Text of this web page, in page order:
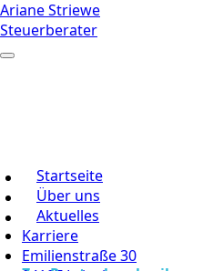
Ariane Striewe
Steuerberater
Startseite
Über uns
Aktuelles
Karriere
Emilienstraße 30